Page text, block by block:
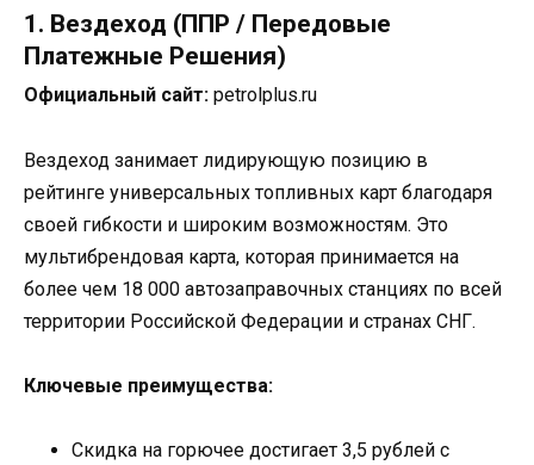
1. Вездеход (ППР / Передовые
Платежные Решения)
Официальный сайт: petrolplus.ru
Вездеход занимает лидирующую позицию в
рейтинге универсальных топливных карт благодаря
своей гибкости и широким возможностям. Это
мультибрендовая карта, которая принимается на
более чем 18 000 автозаправочных станциях по всей
территории Российской Федерации и странах СНГ.
Ключевые преимущества:
Скидка на горючее достигает 3,5 рублей с